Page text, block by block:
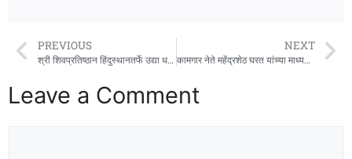
PREVIOUS
श्री शिवप्रतिष्ठान हिंदुस्थानतर्फे उद्या धर्मवीर बलिदान मासानिमित्त श्रीनिवास पेंडसे यांचे व्याख्यान
NEXT
कामगार नेते महेंद्रशेठ घरत यांच्या माध्यमातून भाविकांना अल्पोपहाराची सोय
Leave a Comment